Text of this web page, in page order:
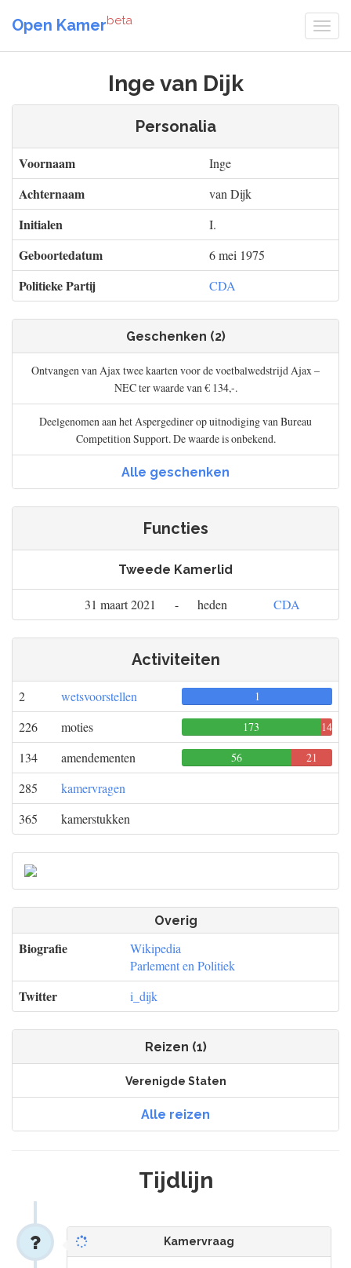
Open Kamerbeta
Inge van Dijk
Personalia
Voornaam Inge
Achternaam van Dijk
Initialen I.
Geboortedatum 6 mei 1975
Politieke Partij CDA
Geschenken (2)
Ontvangen van Ajax twee kaarten voor de voetbalwedstrijd Ajax –
NEC ter waarde van € 134,-.
Deelgenomen aan het Aspergediner op uitnodiging van Bureau
Competition Support. De waarde is onbekend.
Alle geschenken
Functies
Tweede Kamerlid
31 maart 2021 - heden CDA
Activiteiten
2 wetsvoorstellen 1
226 moties 173 140
134 amendementen 56 21
285
kamervragen
365
kamerstukken
Overig
Biografie
Wikipedia
Parlement en Politiek
Twitter i_dijk
Reizen (1)
Verenigde Staten
Alle reizen
Tijdlijn
Kamervraag